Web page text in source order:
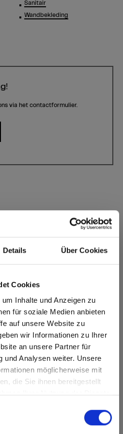
Details Über Cookies
Cookies
Inhalte und Anzeigen zu
für soziale Medien anbieten
auf unsere Website zu
wir Informationen zu Ihrer
an unsere Partner für
und Analysen weiter. Unsere
möglicherweise mit
die Sie ihnen bereitgestellt
Ihrer Nutzung der Dienste
the Verenigde
Sanitair
Wandbekleding
via het contactformulier.
Black core 0835
Houd hier rekening mee bij het
Slagvast
Oplosmiddelbestendig
Statisch belastbaar